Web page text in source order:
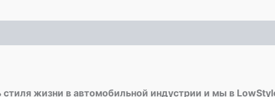
жизни в автомобильной индустрии и мы в